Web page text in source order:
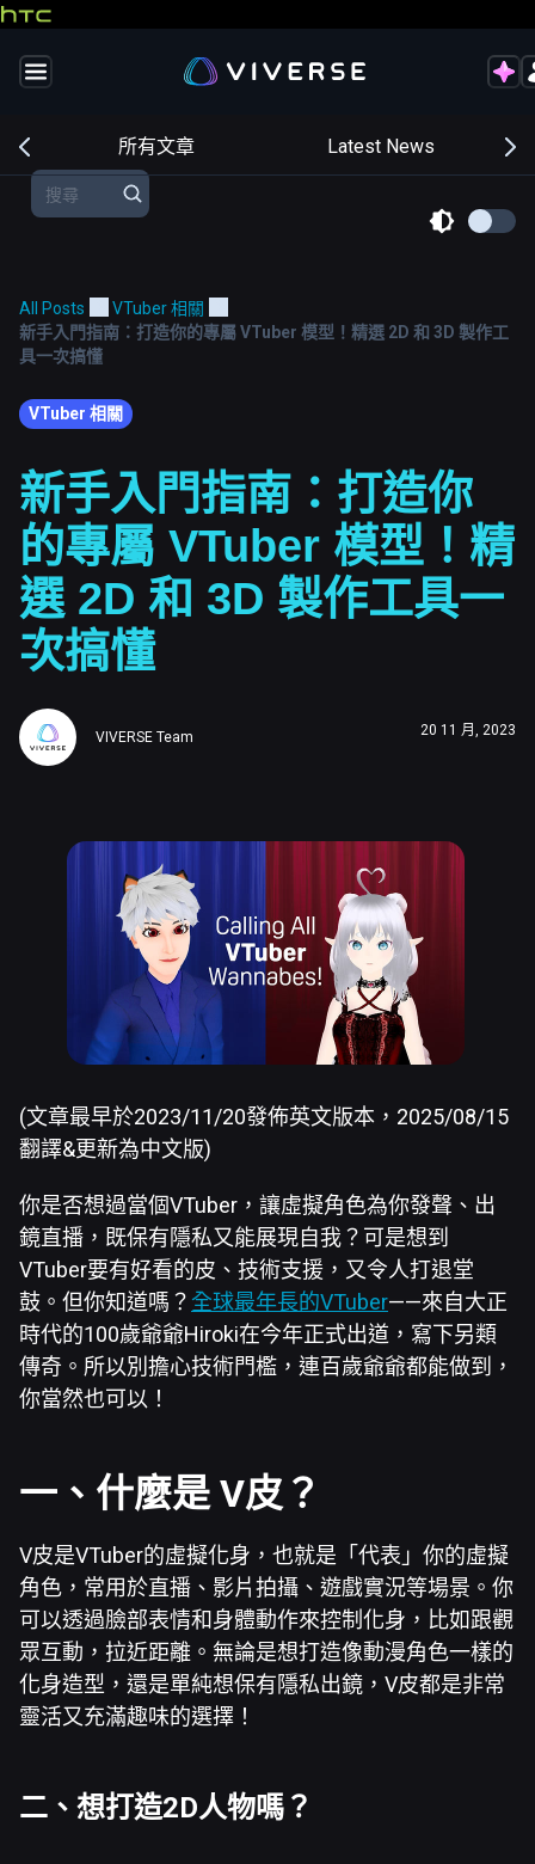
所有文章 Latest News
All Posts
VTuber 相關
新手入門指南：打造你的專屬 VTuber 模型！精選 2D 和 3D 製作工
具一次搞懂
VTuber 相關
新手入門指南：打造你
的專屬 VTuber 模型！精
選 2D 和 3D 製作工具一
次搞懂
VIVERSE Team 20 11 月, 2023
(文章最早於2023/11/20發佈英文版本，2025/08/15
翻譯&更新為中文版)
你是否想過當個VTuber，讓虛擬角色為你發聲、出
鏡直播，既保有隱私又能展現自我？可是想到
VTuber要有好看的皮、技術支援，又令人打退堂
鼓。但你知道嗎？ 全球最年長的VTuber——來自大正
時代的100歲爺爺Hiroki在今年正式出道，寫下另類
傳奇。所以別擔心技術門檻，連百歲爺爺都能做到，
你當然也可以！
一、什麼是V皮？
V皮是VTuber的虛擬化身，也就是「代表」你的虛擬
角色，常用於直播、影片拍攝、遊戲實況等場景。你
可以透過臉部表情和身體動作來控制化身，比如跟觀
眾互動，拉近距離。無論是想打造像動漫角色一樣的
化身造型，還是單純想保有隱私出鏡，V皮都是非常
靈活又充滿趣味的選擇！
二、想打造2D人物嗎？